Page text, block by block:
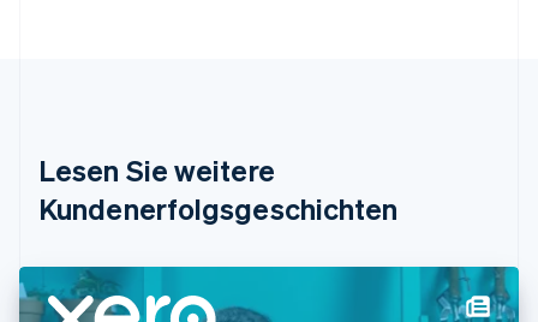
Lesen Sie weitere
Kundenerfolgsgeschichten
DeutschEnglish
English
简体中文English
Finnland
EnglishSvenska